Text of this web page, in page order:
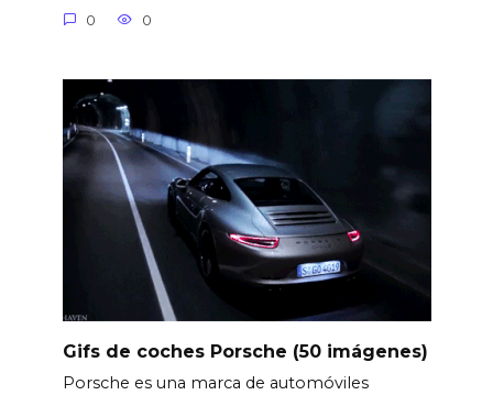
0 0
Gifs de coches Porsche (50 imágenes)
Porsche es una marca de automóviles